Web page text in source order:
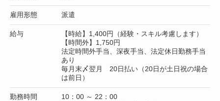
雇用形態 派遣
給与
【時給】1,400円（経験・スキル考慮します）
【時間外】1,750円
法定時間外手当、深夜手当、法定休日勤務手当
あり
毎月末〆翌月 20日払い（20日が土日祝の場合
は前日）
勤務時間
10：00 ～ 22：00